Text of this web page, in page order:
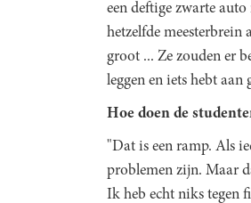
een deftige zwarte
hetzelfde meesterbrein
groot ... Ze zouden er
leggen en iets hebt aan
Hoe doen de
"Dat is een ramp. Als
problemen zijn. Maar
Ik heb echt niks tegen